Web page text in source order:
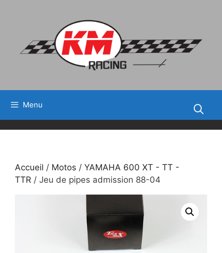
Menu
Accueil / Motos / YAMAHA 600 XT - TT -
TTR / Jeu de pipes admission 88-04